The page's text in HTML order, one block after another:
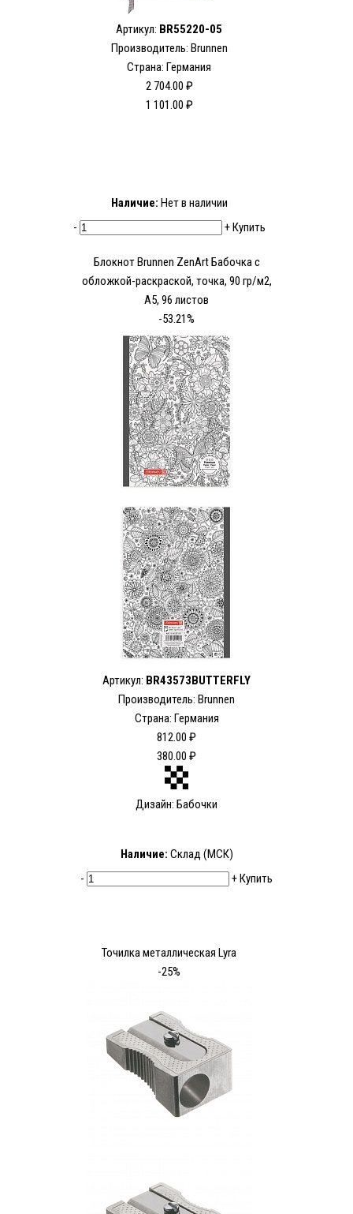
Артикул: BR55220-05
Производитель: Brunnen
Страна: Германия
2 704.00 ₽
1 101.00 ₽
Наличие: Нет в наличии
-
+Купить
Блокнот Brunnen ZenArt Бабочка с
обложкой-раскраской, точка, 90 гр/м2,
А5, 96 листов
-53.21%
Артикул: BR43573BUTTERFLY
Производитель: Brunnen
Страна: Германия
812.00 ₽
380.00 ₽
Дизайн: Бабочки
Наличие: Склад (МСК)
-
+Купить
Точилка металлическая Lyra
-25%